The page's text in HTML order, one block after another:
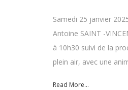
Samedi 25 janvier
Antoine SAINT -
à 10h30 suivi de la
plein air, avec une
Read More...